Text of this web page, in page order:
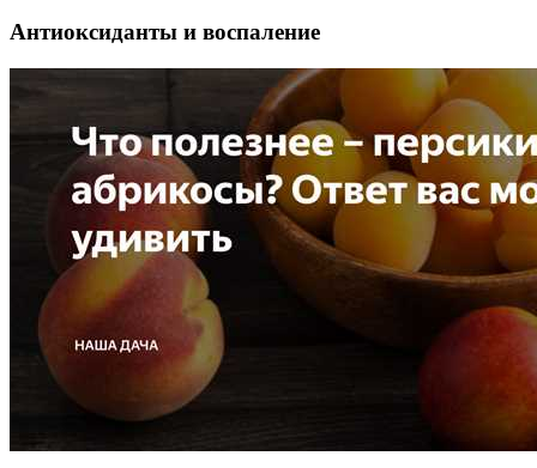
Антиоксиданты и воспаление